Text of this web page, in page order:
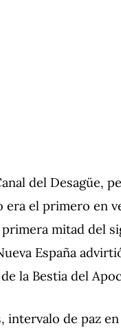
del Desagüe,
era el primero en
mitad del
España
la Bestia del
intervalo de paz